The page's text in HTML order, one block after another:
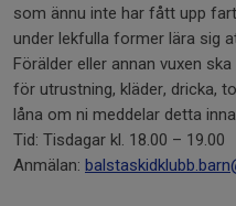
som ännu inte har fått upp
under lekfulla former lära sig
Förälder eller annan vuxen
för utrustning, kläder, dricka,
låna om ni meddelar detta
Tid: Tisdagar kl. 18.00 – 19.00
Anmälan: